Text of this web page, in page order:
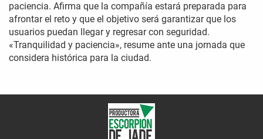
paciencia. Afirma que la compañía estará preparada para
afrontar el reto y que el objetivo será garantizar que los
usuarios puedan llegar y regresar con seguridad.
«Tranquilidad y paciencia», resume ante una jornada que
considera histórica para la ciudad.